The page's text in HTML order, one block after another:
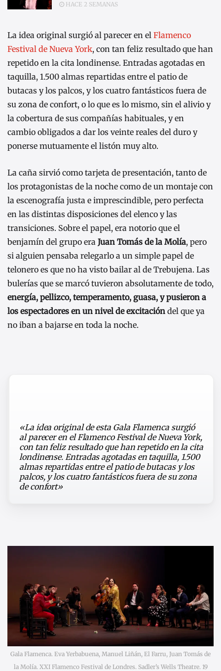
HACE 2 SEMANAS
La idea original surgió al parecer en el Flamenco
Festival de Nueva York, con tan feliz resultado que han
repetido en la cita londinense. Entradas agotadas en
taquilla, 1.500 almas repartidas entre el patio de
butacas y los palcos, y los cuatro fantásticos fuera de
su zona de confort, o lo que es lo mismo, sin el alivio y
la cobertura de sus compañías habituales, y en
cambio obligados a dar los veinte reales del duro y
ponerse mutuamente el listón muy alto.
La caña sirvió como tarjeta de presentación, tanto de
los protagonistas de la noche como de un montaje con
la escenografía justa e imprescindible, pero perfecta
en las distintas disposiciones del elenco y las
transiciones. Sobre el papel, era notorio que el
benjamín del grupo era Juan Tomás de la Molía, pero
si alguien pensaba relegarlo a un simple papel de
telonero es que no ha visto bailar al de Trebujena. Las
bulerías que se marcó tuvieron absolutamente de todo,
energía, pellizco, temperamento, guasa, y pusieron a
los espectadores en un nivel de excitación del que ya
no iban a bajarse en toda la noche.
«La idea original de esta Gala Flamenca surgió
al parecer en el Flamenco Festival de Nueva York,
con tan feliz resultado que han repetido en la cita
londinense. Entradas agotadas en taquilla, 1.500
almas repartidas entre el patio de butacas y los
palcos, y los cuatro fantásticos fuera de su zona
de confort»
Gala Flamenca. Eva Yerbabuena, Manuel Liñán, El Farru, Juan Tomás de
la Molía. XXI Flamenco Festival de Londres. Sadler’s Wells Theatre. 19